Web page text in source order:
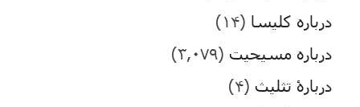
درباره کلیسا (۱۴)
درباره مسیحیت (۳,۰۷۹)
دربارۀ تثلیث (۴)